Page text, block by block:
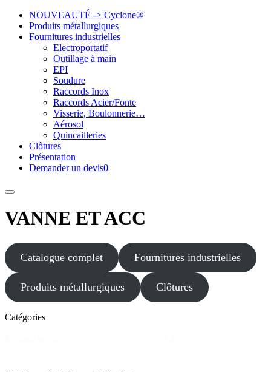
NOUVEAUTÉ -> Cyclone®
Produits métallurgiques
Fournitures industrielles
Electroportatif
Outillage à main
EPI
Soudure
Raccords Inox
Raccords Acier/Fonte
Visserie, Boulonnerie…
Aérosol
Quincailleries
Clôtures
Présentation
Demander un devis0
VANNE ET ACC
Catalogue complet Fournitures industrielles
Produits métallurgiques Clôtures
Catégories